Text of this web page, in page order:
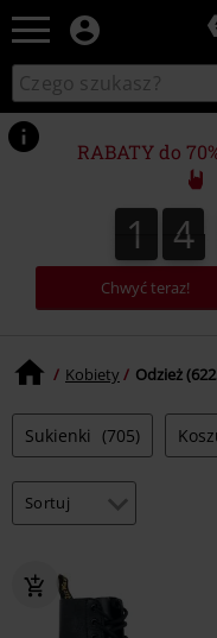
Wyszukaj
katalog
RABATY do
1
1 4
4
Chwyć teraz!
Kobiety Odzież
Sukienki (705)